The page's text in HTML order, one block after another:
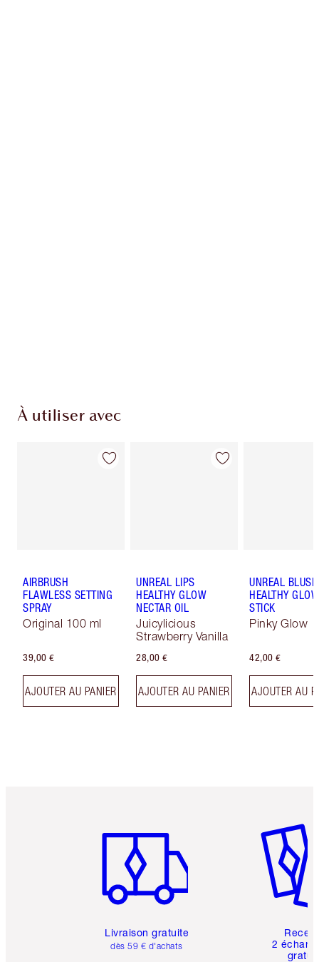
À utiliser avec
AIRBRUSH
FLAWLESS SETTING
SPRAY
Original 100 ml
39,00 €
AJOUTER AU PANIER
UNREAL LIPS
HEALTHY GLOW
NECTAR OIL
Juicylicious
Strawberry Vanilla
28,00 €
AJOUTER AU PANIER
UNREAL BLUSH
HEALTHY GLOW
STICK
Pinky Glow
42,00 €
AJOUTER AU
Livraison gratuite
dès 59 € d'achats
2